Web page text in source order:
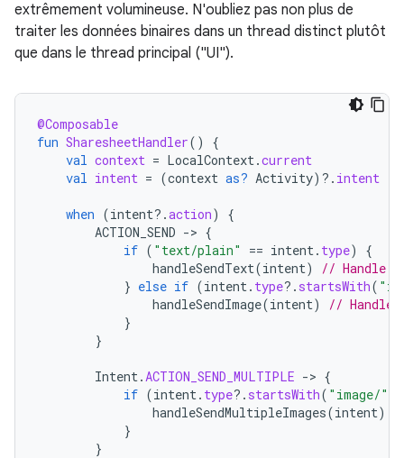
extrêmement volumineuse. N'oubliez pas non plus de
traiter les données binaires dans un thread distinct plutôt
que dans le thread principal ("UI").
@Composable
fun SharesheetHandler()
{
val context = LocalContext.current
val intent = (context as? Activity) ?. intent
when (intent?.action)
{
ACTION_SEND -> {
if ( "text/plain" == intent. type)
{
handleSendText(intent)
// Handle
} else if (intent. type?. startsWith(
handleSendImage(intent)
// Handle
}
}
Intent.ACTION_SEND_MULTIPLE -> {
if (intent. type?. startsWith( "image/"
handleSendMultipleImages(intent)
}
}